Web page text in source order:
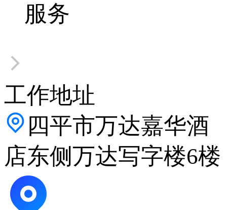
服务
工作地址
四平市万达嘉华酒
店东侧万达写字楼6楼